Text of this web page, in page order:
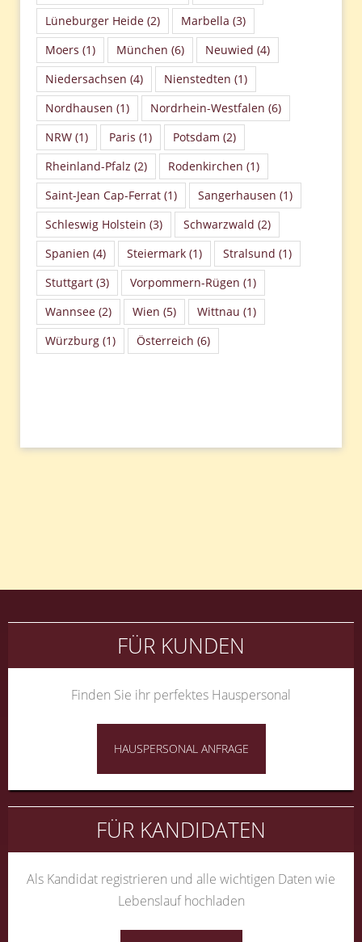
Lüneburger Heide (2) Marbella (3)
Moers (1) München (6) Neuwied (4)
Niedersachsen (4) Nienstedten (1)
Nordhausen (1) Nordrhein-Westfalen (6)
NRW (1) Paris (1) Potsdam (2)
Rheinland-Pfalz (2) Rodenkirchen (1)
Saint-Jean Cap-Ferrat (1) Sangerhausen (1)
Schleswig Holstein (3) Schwarzwald (2)
Spanien (4) Steiermark (1) Stralsund (1)
Stuttgart (3) Vorpommern-Rügen (1)
Wannsee (2) Wien (5) Wittnau (1)
Würzburg (1) Österreich (6)
FÜR KUNDEN
Finden Sie ihr perfektes Hauspersonal
HAUSPERSONAL ANFRAGE
FÜR KANDIDATEN
Als Kandidat registrieren und alle wichtigen Daten wie
Lebenslauf hochladen